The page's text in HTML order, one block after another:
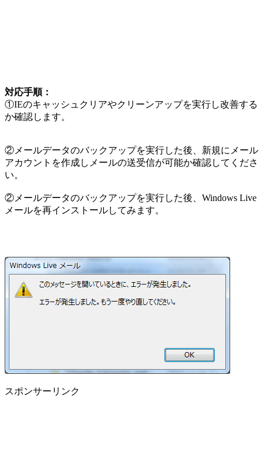
対応手順：
①IEのキャッシュクリアやクリーンアップを実行し改善する
か確認します。
②メールデータのバックアップを実行した後、新規にメール
アカウントを作成しメールの送受信が可能か確認してくださ
い。
②メールデータのバックアップを実行した後、Windows Live
メールを再インストールしてみます。
スポンサーリンク